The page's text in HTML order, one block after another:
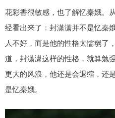
花彩香很敏感，也了解忆秦娥。
经看出来了：封潇潇并不是忆秦
人不好，而是他的性格太懦弱了
道，封潇潇这样的性格，就算勉
更大的风浪，他还是会退缩，还
是忆秦娥。